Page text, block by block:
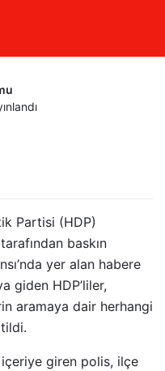
BİNASINA
Partisi (HDP)
baskın
yer alan habere
giden HDP’liler,
aramaya dair herhangi
içeriye giren polis, ilçe